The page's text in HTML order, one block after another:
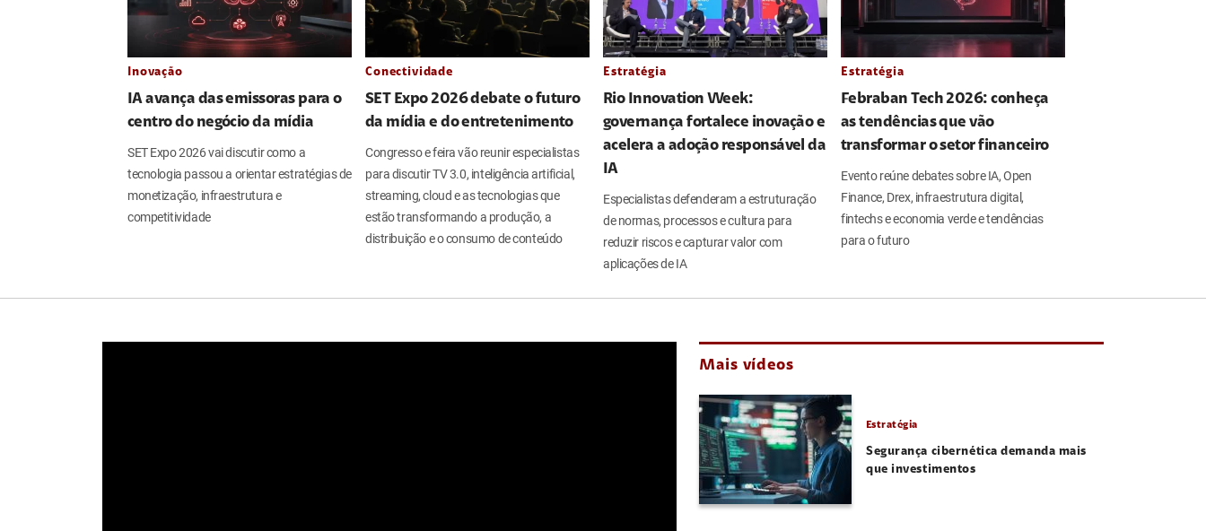
Inovação
IA avança das emissoras para o
centro do negócio da mídia
SET Expo 2026 vai discutir como a
tecnologia passou a orientar estratégias de
monetização, infraestrutura e
competitividade
Conectividade
SET Expo 2026 debate o futuro
da mídia e do entretenimento
Congresso e feira vão reunir especialistas
para discutir TV 3.0, inteligência artificial,
streaming, cloud e as tecnologias que
estão transformando a produção, a
distribuição e o consumo de conteúdo
Estratégia
Rio Innovation Week:
governança fortalece inovação e
acelera a adoção responsável da
IA
Especialistas defenderam a estruturação
de normas, processos e cultura para
reduzir riscos e capturar valor com
aplicações de IA
Estratégia
Febraban Tech 2026: conheça
as tendências que vão
transformar o setor financeiro
Evento reúne debates sobre IA, Open
Finance, Drex, infraestrutura digital,
fintechs e economia verde e tendências
para o futuro
Mais vídeos
Estratégia
Segurança cibernética demanda mais
que investimentos